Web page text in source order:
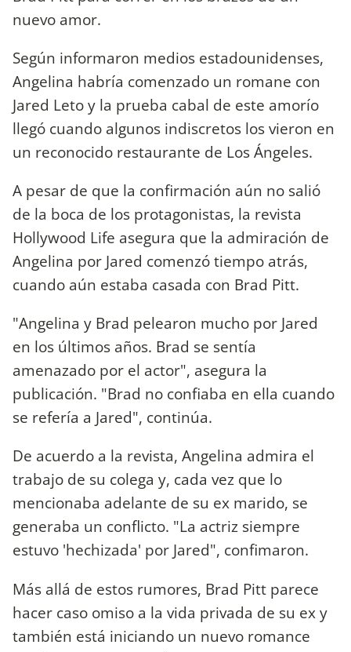
nuevo amor.
Según informaron medios estadounidenses,
Angelina habría comenzado un romane con
Jared Leto y la prueba cabal de este amorío
llegó cuando algunos indiscretos los vieron en
un reconocido restaurante de Los Ángeles.
A pesar de que la confirmación aún no salió
de la boca de los protagonistas, la revista
Hollywood Life asegura que la admiración de
Angelina por Jared comenzó tiempo atrás,
cuando aún estaba casada con Brad Pitt.
"Angelina y Brad pelearon mucho por Jared
en los últimos años. Brad se sentía
amenazado por el actor", asegura la
publicación. "Brad no confiaba en ella cuando
se refería a Jared", continúa.
De acuerdo a la revista, Angelina admira el
trabajo de su colega y, cada vez que lo
mencionaba adelante de su ex marido, se
generaba un conflicto. "La actriz siempre
estuvo 'hechizada' por Jared", confimaron.
Más allá de estos rumores, Brad Pitt parece
hacer caso omiso a la vida privada de su ex y
también está iniciando un nuevo romance